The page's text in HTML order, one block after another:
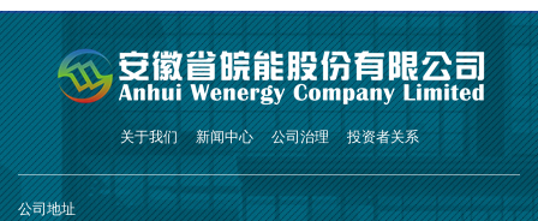
关于我们 新闻中心 公司治理 投资者关系
公司地址